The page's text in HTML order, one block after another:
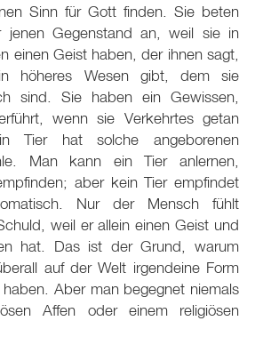
Sinn für Gott finden. Sie beten
jenen Gegenstand an, weil sie in
einen Geist haben, der ihnen sagt,
höheres Wesen gibt, dem sie
sind. Sie haben ein Gewissen,
wenn sie Verkehrtes getan
Tier hat solche angeborenen
Man kann ein Tier anlernen,
aber kein Tier empfindet
Nur der Mensch fühlt
weil er allein einen Geist und
hat. Das ist der Grund, warum
auf der Welt irgendeine Form
haben. Aber man begegnet niemals
Affen oder einem religiösen